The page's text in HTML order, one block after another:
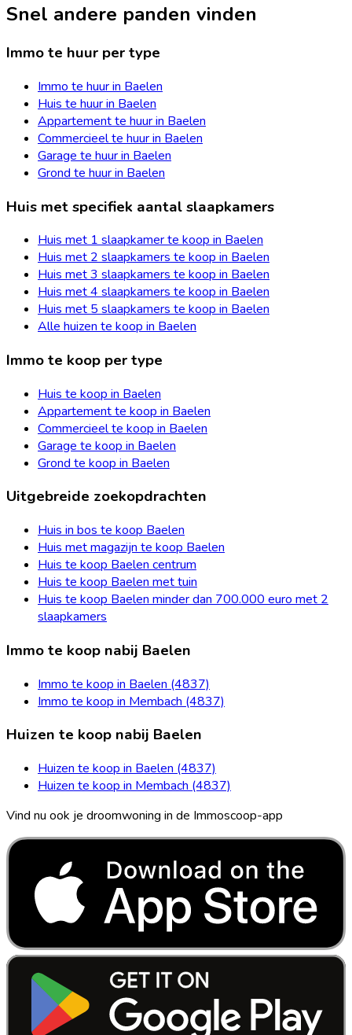
Snel andere panden vinden
Immo te huur per type
Immo te huur in Baelen
Huis te huur in Baelen
Appartement te huur in Baelen
Commercieel te huur in Baelen
Garage te huur in Baelen
Grond te huur in Baelen
Huis met specifiek aantal slaapkamers
Huis met 1 slaapkamer te koop in Baelen
Huis met 2 slaapkamers te koop in Baelen
Huis met 3 slaapkamers te koop in Baelen
Huis met 4 slaapkamers te koop in Baelen
Huis met 5 slaapkamers te koop in Baelen
Alle huizen te koop in Baelen
Immo te koop per type
Huis te koop in Baelen
Appartement te koop in Baelen
Commercieel te koop in Baelen
Garage te koop in Baelen
Grond te koop in Baelen
Uitgebreide zoekopdrachten
Huis in bos te koop Baelen
Huis met magazijn te koop Baelen
Huis te koop Baelen centrum
Huis te koop Baelen met tuin
Huis te koop Baelen minder dan 700.000 euro met 2
slaapkamers
Immo te koop nabij Baelen
Immo te koop in Baelen (4837)
Immo te koop in Membach (4837)
Huizen te koop nabij Baelen
Huizen te koop in Baelen (4837)
Huizen te koop in Membach (4837)
Vind nu ook je droomwoning in de Immoscoop-app